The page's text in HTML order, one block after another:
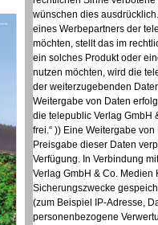
wünschen dies
eines Werbepartners der
möchten, stellt das im
ein solches Produkt oder
nutzen möchten, wird die
der weiterzugebenden
Weitergabe von Daten
die telepublic Verlag GmbH
frei.“ )) Eine Weitergabe
Preisgabe dieser Daten
Verfügung. In Verbindung
Verlag GmbH & Co. Medien
Sicherungszwecke
(zum Beispiel IP-Adresse,
personenbezogene